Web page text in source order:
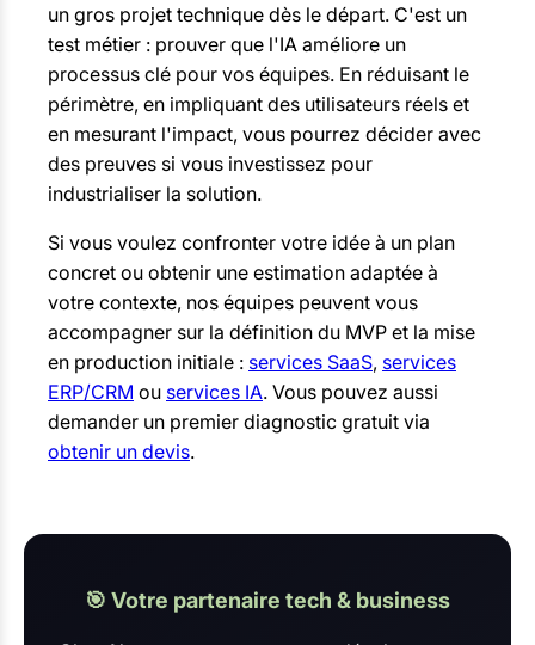
un gros projet technique dès le départ. C'est un
test métier : prouver que l'IA améliore un
processus clé pour vos équipes. En réduisant le
périmètre, en impliquant des utilisateurs réels et
en mesurant l'impact, vous pourrez décider avec
des preuves si vous investissez pour
industrialiser la solution.
Si vous voulez confronter votre idée à un plan
concret ou obtenir une estimation adaptée à
votre contexte, nos équipes peuvent vous
accompagner sur la définition du MVP et la mise
en production initiale : services SaaS, services
ERP/CRM ou services IA. Vous pouvez aussi
demander un premier diagnostic gratuit via
obtenir un devis.
🎯 Votre partenaire tech & business